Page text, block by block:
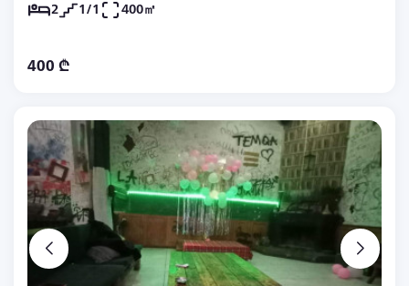
2 1/1 400㎡
400 ₾